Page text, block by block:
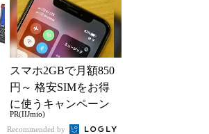
スマホ2GBで月額850
円～ 格安SIMをお得
に使うキャンペーン
実施中！
PR(IIJmio)
Recommended by